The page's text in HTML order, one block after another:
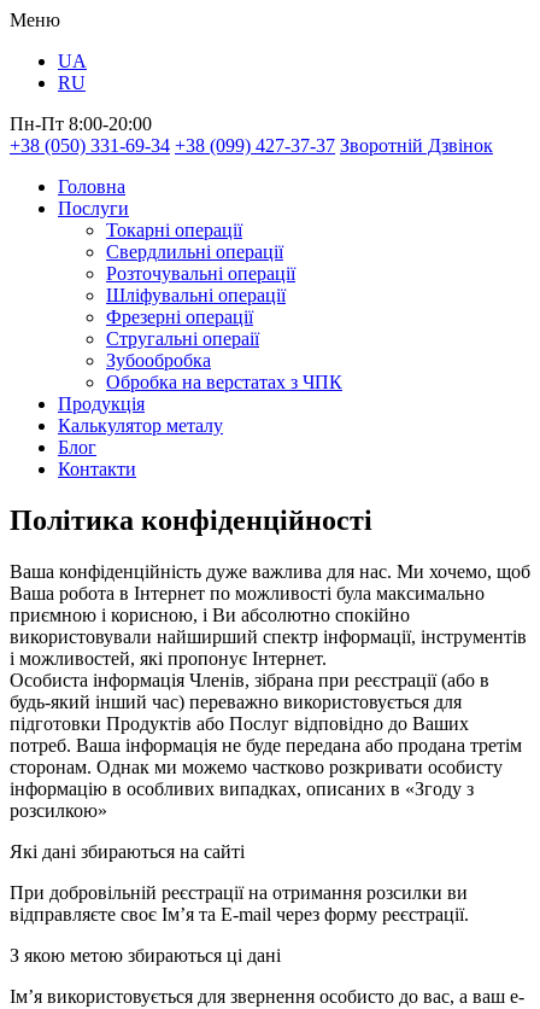
Меню
UA
RU
Пн-Пт 8:00-20:00
+38 (050) 331-69-34 +38 (099) 427-37-37 Зворотній Дзвінок
Головна
Послуги
Токарні операції
Свердлильні операції
Розточувальні операції
Шліфувальні операції
Фрезерні операції
Стругальні операії
Зубообробка
Обробка на верстатах з ЧПК
Продукція
Калькулятор металу
Блог
Контакти
Політика конфіденційності
Ваша конфіденційність дуже важлива для нас. Ми хочемо, щоб
Ваша робота в Інтернет по можливості була максимально
приємною і корисною, і Ви абсолютно спокійно
використовували найширший спектр інформації, інструментів
і можливостей, які пропонує Інтернет.
Особиста інформація Членів, зібрана при реєстрації (або в
будь-який інший час) переважно використовується для
підготовки Продуктів або Послуг відповідно до Ваших
потреб. Ваша інформація не буде передана або продана третім
сторонам. Однак ми можемо частково розкривати особисту
інформацію в особливих випадках, описаних в «Згоду з
розсилкою»
Які дані збираються на сайті
При добровільній реєстрації на отримання розсилки ви
відправляєте своє Ім’я та E-mail через форму реєстрації.
З якою метою збираються ці дані
Ім’я використовується для звернення особисто до вас, а ваш e-